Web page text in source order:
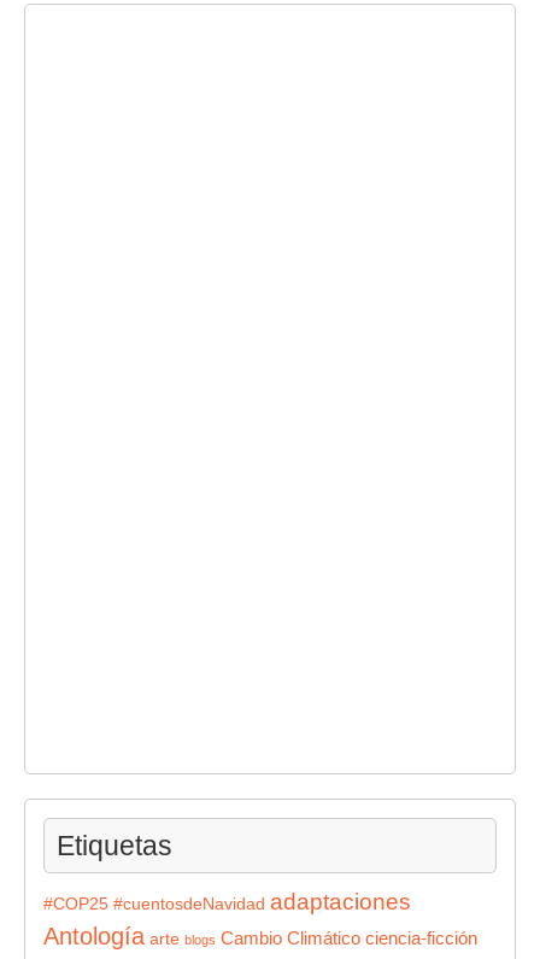
Etiquetas
#COP25 #cuentosdeNavidad adaptaciones
Antología arte blogs Cambio Climático ciencia-ficción